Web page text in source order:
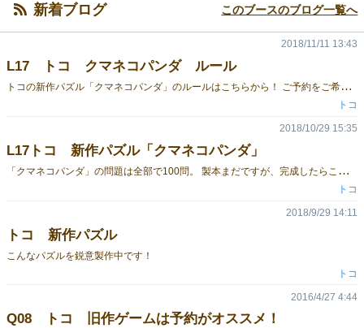
新着ブログ このブースのブログ一覧へ
L17 トコ クマネコパンダ ルール
ト
コの新作パズル「クマネコパンダ」のルールはこちらから！ ご予約をご希望の方はこちらから！ [caption id="attachment_108398" align="alignnone" width="300"] DSC_0514[/caption]
2018/11/11 13:43
トコ
L17トコ 新作パズル「クマネコパンダ」
「
クマネコパンダ」の問題は全部で100問。 製本まだですが、完成したらこんなイメージです。 [caption id="attachment_105628" align="alignnone" width="300"] DSC_0512[/caption]
2018/10/29 15:35
トコ
トコ 新作パズル
こんなパズルを鋭意製作中です！
2018/9/29 14:11
トコ
Q08 トコ 旧作ゲームは予約がオススメ！
2016/4/27 4:44